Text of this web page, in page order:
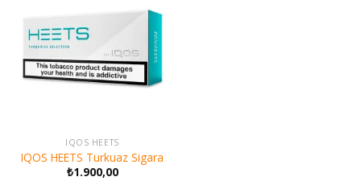
IQOS HEETS
IQOS HEETS Turkuaz Sigara
₺1.900,00